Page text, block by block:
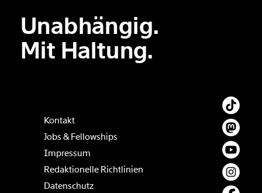
Der Inhalt dieses Feldes wird nicht öffentlich zugänglich angezeigt.
Unabhängig.
Mit Haltung.
Kontakt
Jobs & Fellowships
Impressum
Redaktionelle Richtlinien
Datenschutz